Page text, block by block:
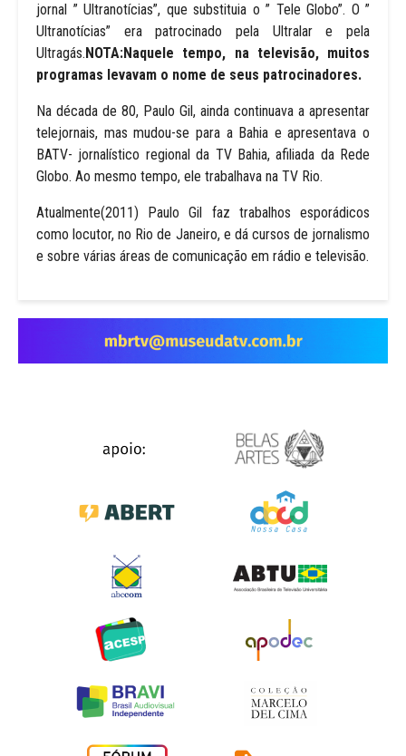
jornal ” Ultranotícias”, que substituia o ” Tele Globo”. O ”
Ultranotícias” era patrocinado pela Ultralar e pela
Ultragás.NOTA:Naquele tempo, na televisão, muitos
programas levavam o nome de seus patrocinadores.
Na década de 80, Paulo Gil, ainda continuava a apresentar
telejornais, mas mudou-se para a Bahia e apresentava o
BATV- jornalístico regional da TV Bahia, afiliada da Rede
Globo. Ao mesmo tempo, ele trabalhava na TV Rio.
Atualmente(2011) Paulo Gil faz trabalhos esporádicos
como locutor, no Rio de Janeiro, e dá cursos de jornalismo
e sobre várias áreas de comunicação em rádio e televisão.